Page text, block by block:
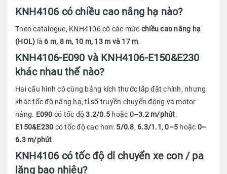
KNH4106 có chiều cao nâng hạ nào?
Theo catalogue, KNH4106 có các mức chiều cao nâng hạ
(HOL) là 6 m, 8 m, 10 m, 13 m và 17 m.
KNH4106-E090 và KNH4106-E150&E230
khác nhau thế nào?
Hai cấu hình có cùng bảng kích thước lắp đặt chính, nhưng
khác tốc độ nâng hạ, tỉ số truyền chuyển động và motor
nâng. E090 có tốc độ3.2/0.5 hoặc 0–3.2 m/phút.
E150&E230 có tốc độ cao hơn: 5/0.8, 6.3/1.1,0–5 hoặc 0–
6.3 m/phút.
KNH4106 có tốc độ di chuyển xe con / pa
lăng bao nhiêu?